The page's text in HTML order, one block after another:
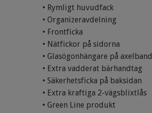
• Rymligt huvudfack
• Organizeravdelning
• Frontficka
• Nätfickor på sidorna
• Glasögonhängare på axelband
• Extra vadderat bärhandtag
• Säkerhetsficka på baksidan
• Extra kraftiga 2-vägsblixtlås
• Green Line produkt